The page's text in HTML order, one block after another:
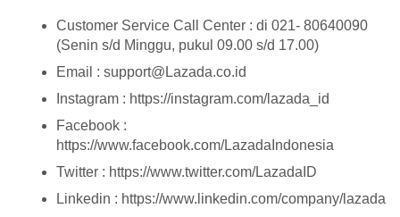
Customer Service Call Center : di 021- 80640090
(Senin s/d Minggu, pukul 09.00 s/d 17.00)
Email : support@Lazada.co.id
Instagram : https://instagram.com/lazada_id
Facebook :
https://www.facebook.com/LazadaIndonesia
Twitter : https://www.twitter.com/LazadaID
Linkedin : https://www.linkedin.com/company/lazada